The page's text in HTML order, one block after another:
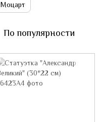
Моцарт
По популярности